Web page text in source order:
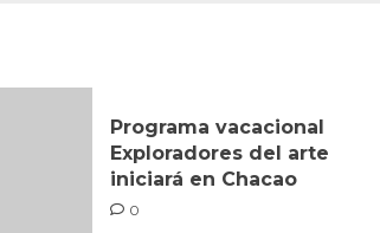
Programa vacacional
Exploradores del arte
iniciará en Chacao
0